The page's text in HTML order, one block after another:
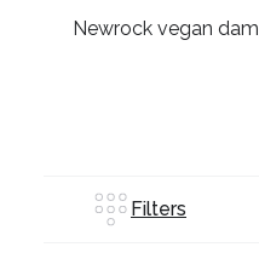
Newrock vegan
Filters